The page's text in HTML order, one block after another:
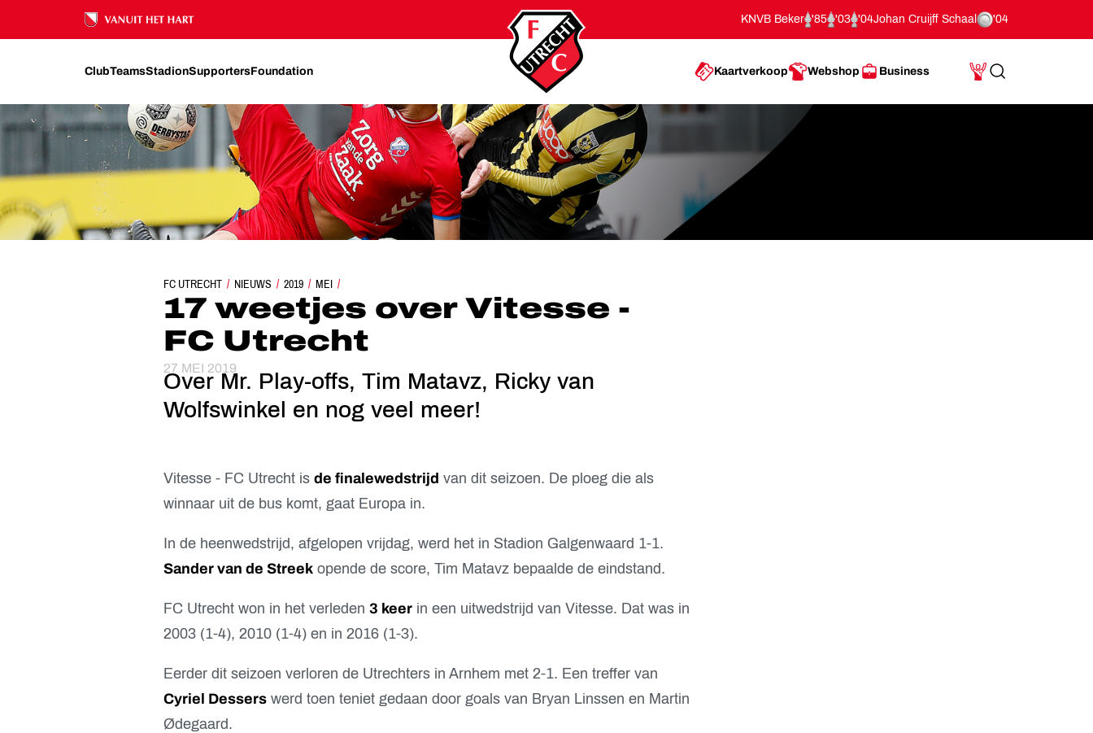
Ons nalatenschap
KNVB Beker '85 '03 '04Johan Cruijff Schaal '04
ClubTeamsStadionSupportersFoundation Kaartverkoop Webshop Business
Mijn Account
Search
FC UTRECHT NIEUWS 2019 MEI
17 WEETJES OVER VITESSE - FC UTRECHT
17 weetjes over Vitesse -
FC Utrecht
27 MEI 2019
Over Mr. Play-offs, Tim Matavz, Ricky van
Wolfswinkel en nog veel meer!
Vitesse - FC Utrecht is de finalewedstrijd van dit seizoen. De ploeg die als
winnaar uit de bus komt, gaat Europa in.
In de heenwedstrijd, afgelopen vrijdag, werd het in Stadion Galgenwaard 1-1.
Sander van de Streekopende de score, Tim Matavz bepaalde de eindstand.
FC Utrecht won in het verleden 3 keerin een uitwedstrijd van Vitesse. Dat was in
2003 (1-4), 2010 (1-4) en in 2016 (1-3).
Eerder dit seizoen verloren de Utrechters in Arnhem met 2-1. Een treffer van
Cyriel Desserswerd toen teniet gedaan door goals van Bryan Linssen en Martin
Ødegaard.